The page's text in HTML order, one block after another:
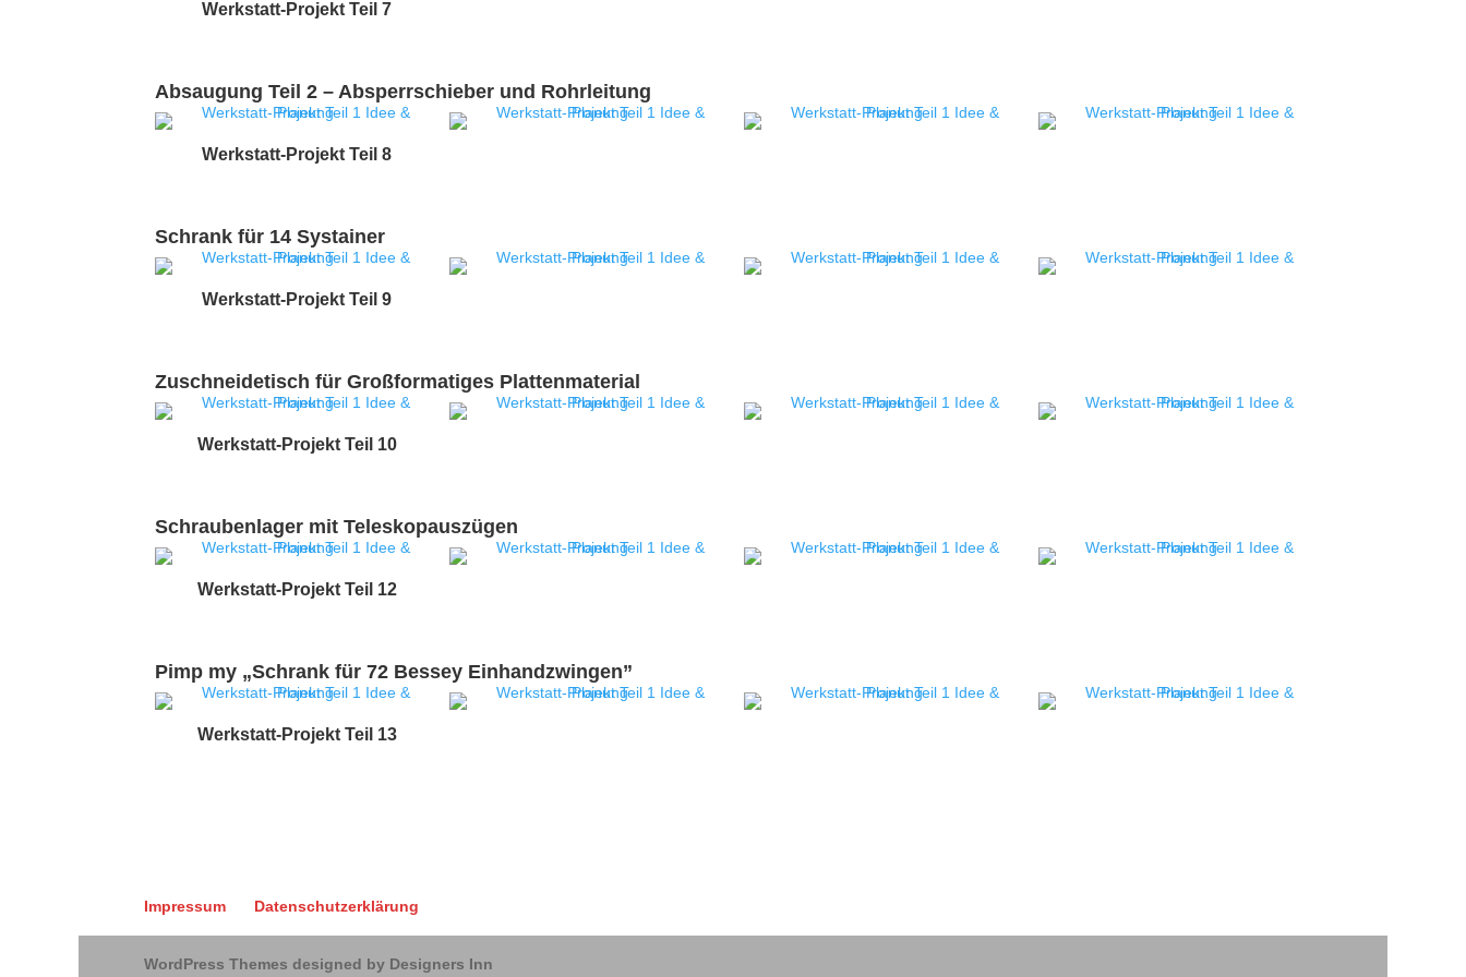
Werkstatt-Projekt Teil 7
Absaugung Teil 2 – Absperrschieber und Rohrleitung
Werkstatt-Projekt Teil 8
Schrank für 14 Systainer
Werkstatt-Projekt Teil 9
Zuschneidetisch für Großformatiges Plattenmaterial
Werkstatt-Projekt Teil 10
Schraubenlager mit Teleskopauszügen
Werkstatt-Projekt Teil 12
Pimp my „Schrank für 72 Bessey Einhandzwingen”
Werkstatt-Projekt Teil 13
Impressum Datenschutzerklärung
WordPress Themes designed by Designers Inn